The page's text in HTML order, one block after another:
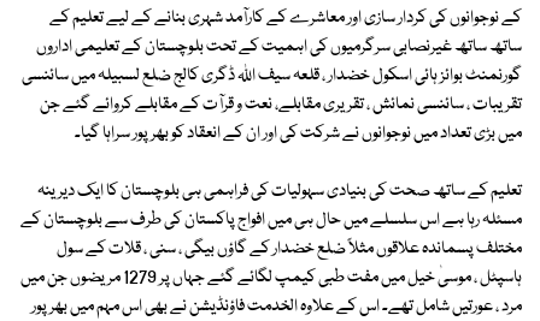
کے نوجوانوں کی کردار سازی اور معاشرے کے کارآمد شہری بنانے کے لیے تعلیم کے
ساتھ ساتھ غیرنصابی سرگرمیوں کی اہمیت کے تحت بلوچستان کے تعلیمی اداروں
گورنمنٹ بوائز ہائی اسکول خضدار ، قلعہ سیف اللہ ڈگری کالج ضلع لسبیلہ میں سائنسی
تقریبات ، سائنسی نمائش ، تقریری مقابلے، نعت و قرآت کے مقابلے کروائے گئے جن
میں بڑی تعداد میں نوجوانوں نے شرکت کی اور ان کے انعقاد کو بھرپور سراہا گیا۔
تعلیم کے ساتھ صحت کی بنیادی سہولیات کی فراہمی ہی بلوچستان کا ایک دیرینہ
مسئلہ رہا ہے اس سلسلے میں حال ہی میں افواج پاکستان کی طرف سے بلوچستان کے
مختلف پسماندہ علاقوں مثلاً ضلع خضدار کے گاؤں بیگی ، سنی ، قلات کے سول
ہاسپٹل ، موسیٰ خیل میں مفت طبی کیمپ لگائے گئے جہاں پر 1279 مریضوں جن میں
مرد ، عورتیں شامل تھے۔ اس کے علاوہ الخدمت فاؤنڈیشن نے بھی اس مہم میں بھرپور